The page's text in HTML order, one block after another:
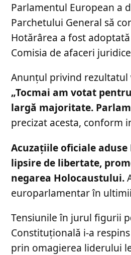
Parlamentul European a
Parchetului General să
Hotărârea a fost
Comisia de afaceri juridice
Anunțul privind rezultatul
„Tocmai am votat
largă majoritate.
precizat acesta, conform
Acuzațiile oficiale
lipsire de libertate,
negarea Holocaustului.
europarlamentar în
Tensiunile în jurul figurii
Constituțională i-a
prin omagierea liderului